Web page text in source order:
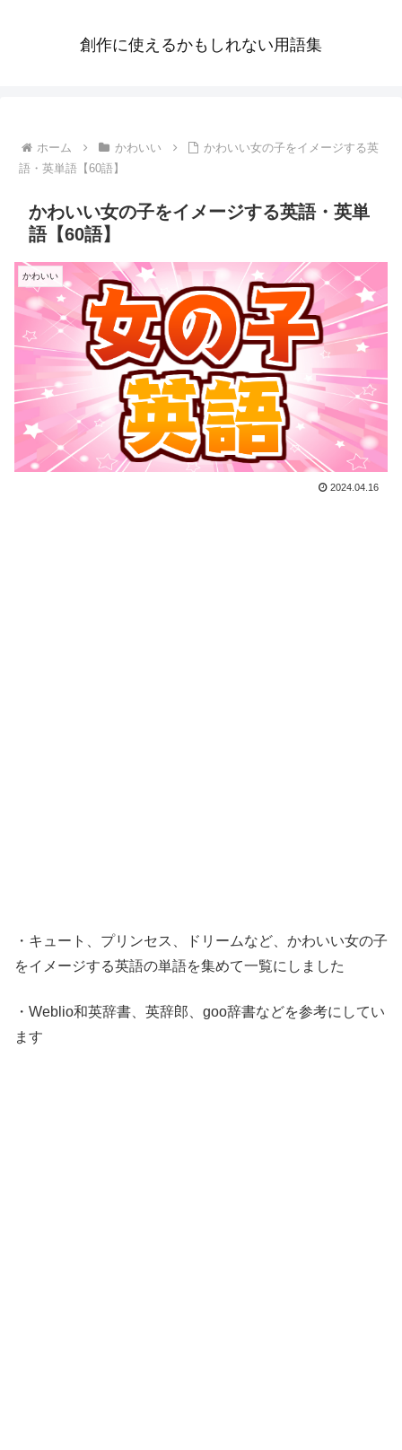
創作に使えるかもしれない用語集
ホーム かわいい
かわいい女の子をイメージする英
語・英単語【60語】
かわいい女の子をイメージする英語・英単
語【60語】
かわいい
2024.04.16
・キュート、プリンセス、ドリームなど、かわいい女の子
をイメージする英語の単語を集めて一覧にしました
・Weblio和英辞書、英辞郎、goo辞書などを参考にしてい
ます